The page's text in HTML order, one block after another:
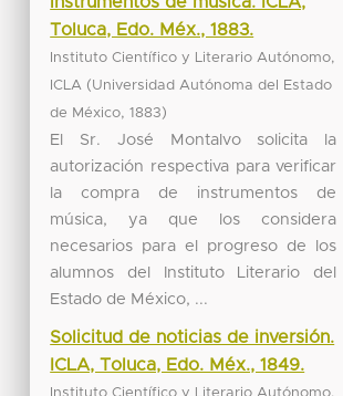
Toluca, Edo. Méx., 1883.
Instituto Científico y Literario Autónomo,
ICLA (Universidad Autónoma del Estado
de México,1883)
El Sr. José Montalvo solicita la
autorización respectiva para verificar
la compra de instrumentos de
música, ya que los considera
necesarios para el progreso de los
alumnos del Instituto Literario del
Estado de México, ...
Solicitud de noticias de inversión.
ICLA, Toluca, Edo. Méx., 1849.
Instituto Científico y Literario Autónomo,